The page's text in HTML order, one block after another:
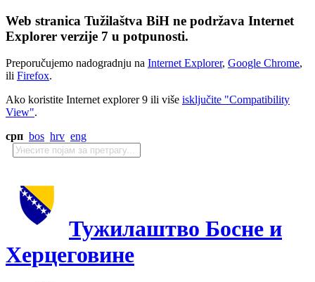
Web stranica Tužilaštva BiH ne podržava Internet
Explorer verzije 7 u potpunosti.
Preporučujemo nadogradnju na Internet Explorer, Google Chrome,
ili Firefox.
Ako koristite Internet explorer 9 ili više isključite "Compatibility
View".
срп bos hrv eng
Тужилаштво Босне и
Херцеговине